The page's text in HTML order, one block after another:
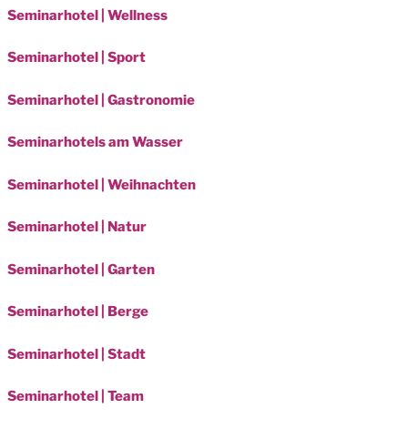
Seminarhotel | Wellness
Seminarhotel | Sport
Seminarhotel | Gastronomie
Seminarhotels am Wasser
Seminarhotel | Weihnachten
Seminarhotel | Natur
Seminarhotel | Garten
Seminarhotel | Berge
Seminarhotel | Stadt
Seminarhotel | Team